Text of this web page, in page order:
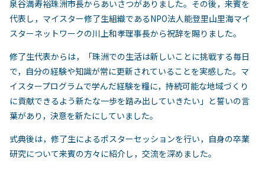
泉谷満寿裕珠洲市長からあいさつがありました。その後，来賓を
代表し，マイスター修了生組織であるNPO法人能登里山里海マイ
スターネットワークの川上和孝理事長から祝辞を賜りました。
修了生代表からは，「珠洲での生活は新しいことに挑戦する毎日
で，自分の経験や知識が常に更新されていることを実感した。マ
イスタープログラムで学んだ経験を糧に，持続可能な地域づくり
に貢献できるよう新たな一歩を踏み出していきたい」と誓いの言
葉があり，決意を新たにしていました。
式典後は，修了生によるポスターセッションを行い，自身の卒業
研究について来賓の方々に紹介し，交流を深めました。